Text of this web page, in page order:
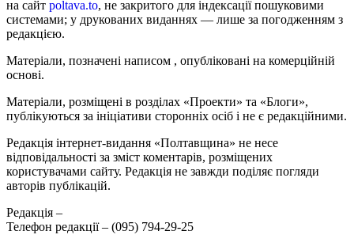
на сайт poltava.to, не закритого для індексації пошуковими
системами; у друкованих виданнях — лише за погодженням з
редакцією.
Матеріали, позначені написом , опубліковані на комерційній
основі.
Матеріали, розміщені в розділах «Проекти» та «Блоги»,
публікуються за ініціативи сторонніх осіб і не є редакційними.
Редакція інтернет-видання «Полтавщина» не несе
відповідальності за зміст коментарів, розміщених
користувачами сайту. Редакція не завжди поділяє погляди
авторів публікацій.
Редакція –
Телефон редакції – (095) 794-29-25